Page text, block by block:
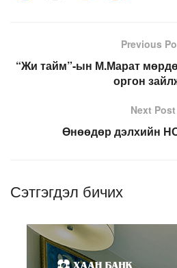
Previous
“Жи тайм”-ын М.Марат
оргон
Next Post
Өнөөдөр дэлхийн
Сэтгэгдэл бичих